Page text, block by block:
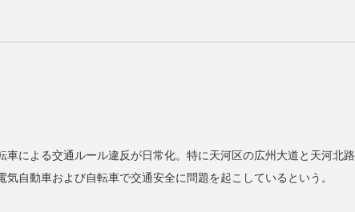
による交通ルール違反が日常化。特に天河区の広州大道と天河北路
自動車および自転車で交通安全に問題を起こしているという。